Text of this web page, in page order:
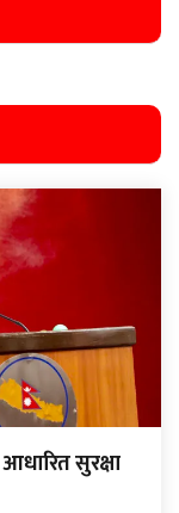
सुरक्षा